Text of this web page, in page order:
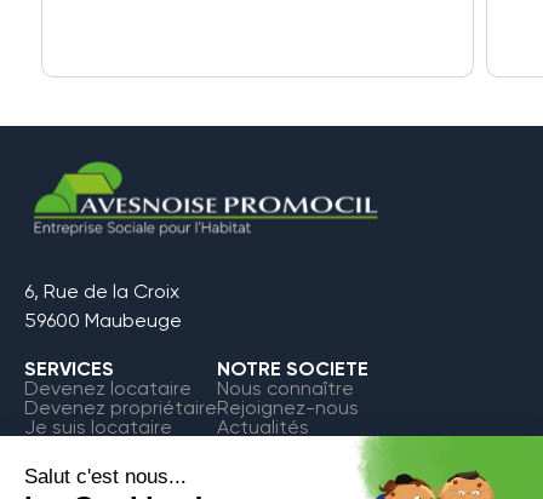
6, Rue de la Croix
59600 Maubeuge
SERVICES
Devenez locataire
Devenez propriétaire
Je suis locataire
NOTRE SOCIETE
Nous connaître
Rejoignez-nous
Actualités